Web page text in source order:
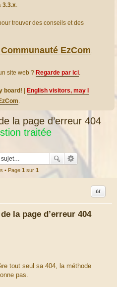
3.3.x.
trouver des conseils et des
EzCom.
site web ? Regarde par ici.
board!
English visitors, may I
.
la page d’erreur 404
traitée
• Page 1 sur 1
la page d’erreur 404
Citation
tout seul sa 404, la méthode
pas.